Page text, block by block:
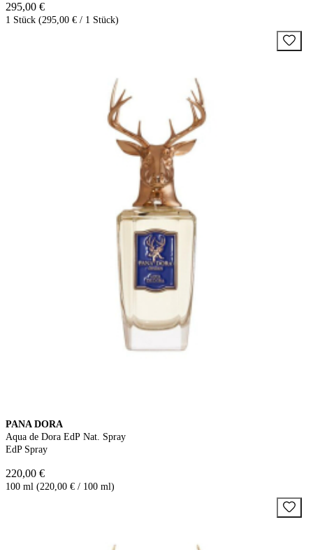
295,00 €
1 Stück (295,00 € / 1 Stück)
PANA DORA
Aqua de Dora EdP Nat. Spray
EdP Spray
220,00 €
100 ml (220,00 € / 100 ml)